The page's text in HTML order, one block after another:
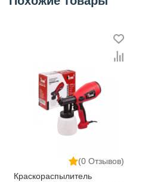
(0 Отзывов)
Краскораспылитель